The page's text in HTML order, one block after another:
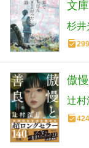
文
杉井
傲
辻村